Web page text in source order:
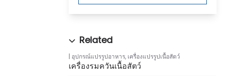
อุปกรณ์แปรรูปอาหาร, เครื่องแปรรูปเนื้อสัตว์
เครื่องรมควันเนื้อสัตว์